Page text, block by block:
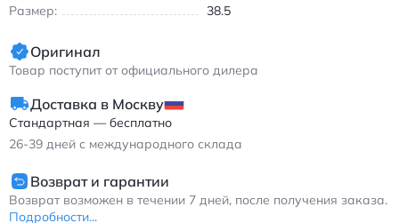
Размер: 38.5
Оригинал
Товар поступит от официального дилера
Доставка в Москву
Стандартная — бесплатно
26-39 дней с международного склада
Возврат и гарантии
Возврат возможен в течении 7 дней, после получения заказа.
Подробности...